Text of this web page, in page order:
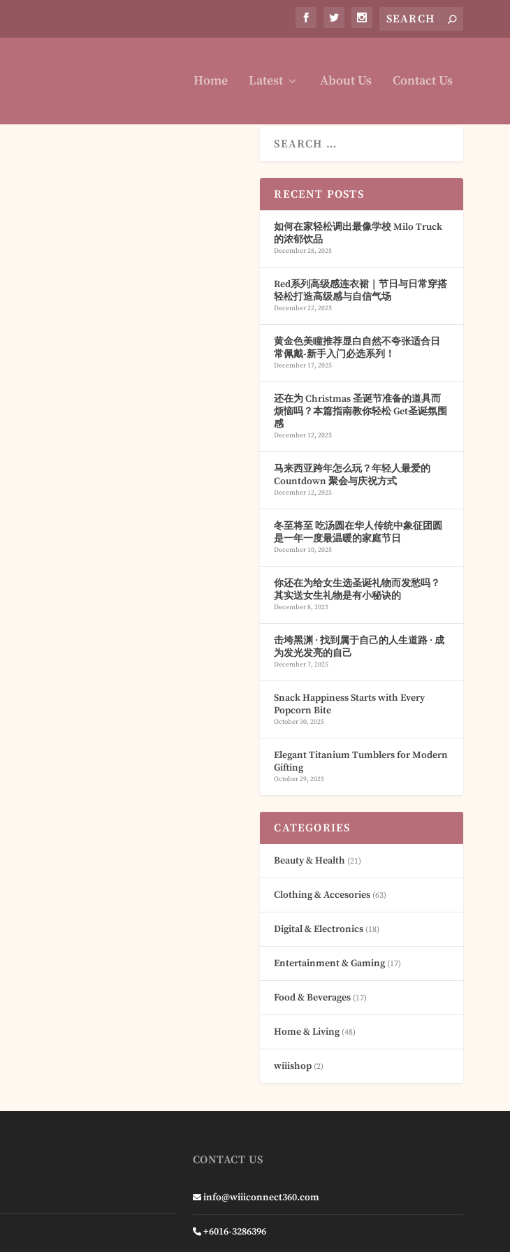
Home Latest About Us Contact Us
RECENT POSTS
如何在家轻松调出最像学校 Milo Truck
的浓郁饮品
December 28, 2025
Red系列高级感连衣裙｜节日与日常穿搭
轻松打造高级感与自信气场
December 22, 2025
黄金色美瞳推荐显白自然不夸张适合日
常佩戴-新手入门必选系列！
December 17, 2025
还在为 Christmas 圣诞节准备的道具而
烦恼吗？本篇指南教你轻松 Get圣诞氛围
感
December 12, 2025
马来西亚跨年怎么玩？年轻人最爱的
Countdown 聚会与庆祝方式
December 12, 2025
冬至将至 吃汤圆在华人传统中象征团圆
是一年一度最温暖的家庭节日
December 10, 2025
你还在为给女生选圣诞礼物而发愁吗？
其实送女生礼物是有小秘诀的
December 8, 2025
击垮黑渊 · 找到属于自己的人生道路 · 成
为发光发亮的自己
December 7, 2025
Snack Happiness Starts with Every
Popcorn Bite
October 30, 2025
Elegant Titanium Tumblers for Modern
Gifting
October 29, 2025
CATEGORIES
Beauty & Health (21)
Clothing & Accesories (63)
Digital & Electronics (18)
Entertainment & Gaming(17)
Food & Beverages (17)
Home & Living(48)
wiiishop (2)
CONTACT US
info@wiiiconnect360.com
+6016-3286396